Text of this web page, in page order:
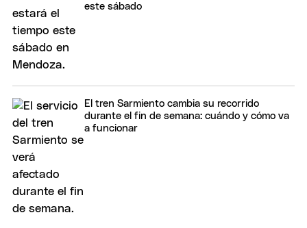
este sábado
El tren Sarmiento cambia su recorrido
durante el fin de semana: cuándo y cómo va
a funcionar